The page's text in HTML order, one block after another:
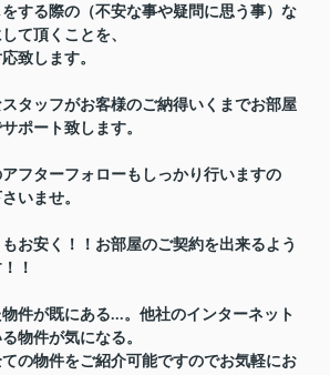
する際の（不安な事や疑問に思う事）な
て頂くことを、
致します。
タッフがお客様のご納得いくまでお部屋
ポート致します。
フターフォローもしっかり行いますの
いませ。
お安く！！お部屋のご契約を出来るよう
！
件が既にある...。他社のインターネット
物件が気になる。
の物件をご紹介可能ですのでお気軽にお